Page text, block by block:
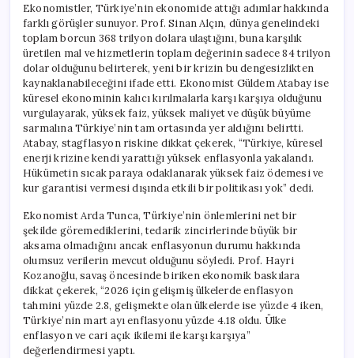
Ekonomistler, Türkiye’nin ekonomide attığı adımlar hakkında
farklı görüşler sunuyor. Prof. Sinan Alçın, dünya genelindeki
toplam borcun 368 trilyon dolara ulaştığını, buna karşılık
üretilen mal ve hizmetlerin toplam değerinin sadece 84 trilyon
dolar olduğunu belirterek, yeni bir krizin bu dengesizlikten
kaynaklanabileceğini ifade etti. Ekonomist Güldem Atabay ise
küresel ekonominin kalıcı kırılmalarla karşı karşıya olduğunu
vurgulayarak, yüksek faiz, yüksek maliyet ve düşük büyüme
sarmalına Türkiye’nin tam ortasında yer aldığını belirtti.
Atabay, stagflasyon riskine dikkat çekerek, “Türkiye, küresel
enerji krizine kendi yarattığı yüksek enflasyonla yakalandı.
Hükümetin sıcak paraya odaklanarak yüksek faiz ödemesi ve
kur garantisi vermesi dışında etkili bir politikası yok” dedi.
Ekonomist Arda Tunca, Türkiye’nin önlemlerini net bir
şekilde göremediklerini, tedarik zincirlerinde büyük bir
aksama olmadığını ancak enflasyonun durumu hakkında
olumsuz verilerin mevcut olduğunu söyledi. Prof. Hayri
Kozanoğlu, savaş öncesinde biriken ekonomik baskılara
dikkat çekerek, “2026 için gelişmiş ülkelerde enflasyon
tahmini yüzde 2.8, gelişmekte olan ülkelerde ise yüzde 4 iken,
Türkiye’nin mart ayı enflasyonu yüzde 4.18 oldu. Ülke
enflasyon ve cari açık ikilemi ile karşı karşıya”
değerlendirmesi yaptı.